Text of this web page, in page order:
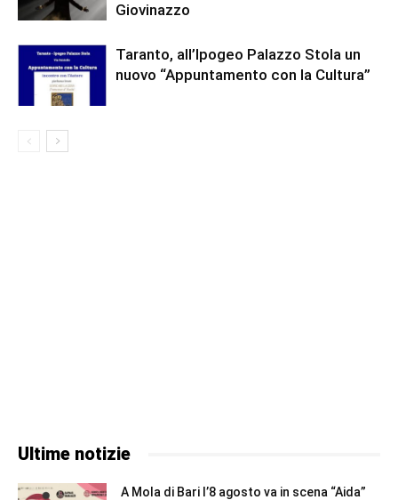
Giovinazzo
Taranto, all’Ipogeo Palazzo Stola un
nuovo “Appuntamento con la Cultura”
Ultime notizie
A Mola di Bari l’8 agosto va in scena “Aida”